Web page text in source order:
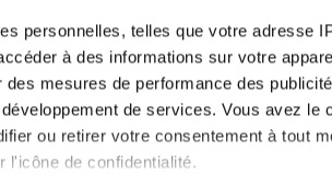
personnelles, telles que votre adresse
à des informations sur votre
mesures de performance des
de services. Vous avez le
ou retirer votre consentement à tout
l'icône de confidentialité.